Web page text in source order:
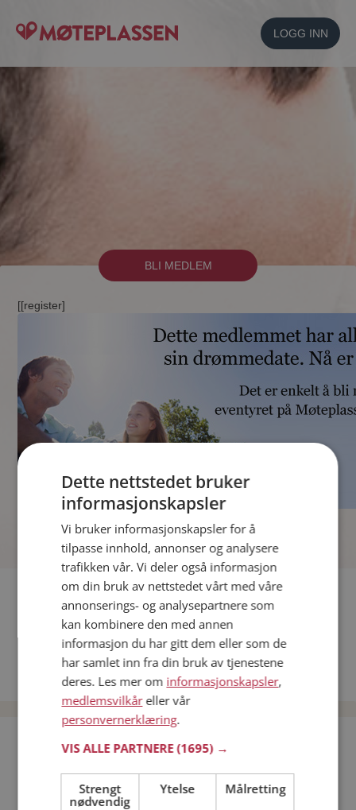
LOGG INN
BLI MEDLEM
[[register]
Fler single
Date menn i Norge
Date kvinner i Norge
Bli medlem gratis!
Jeg er en: Mann Kvinne
Dette nettstedet bruker
informasjonskapsler
Vi bruker informasjonskapsler for å
tilpasse innhold, annonser og analysere
trafikken vår. Vi deler også informasjon
om din bruk av nettstedet vårt med våre
annonserings- og analysepartnere som
kan kombinere den med annen
informasjon du har gitt dem eller som de
har samlet inn fra din bruk av tjenestene
deres. Les mer om informasjonskapsler,
medlemsvilkåreller vår
personvernerklæring.
VIS ALLE PARTNERE(1695) →
Strengt
nødvendig
Ytelse Målretting